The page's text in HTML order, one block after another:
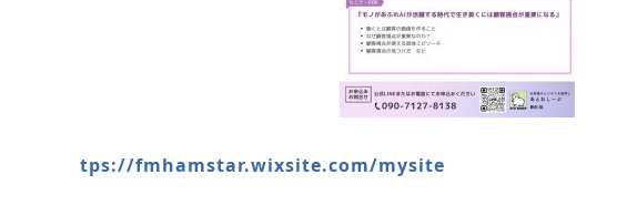
tps://fmhamstar.wixsite.com/mysite